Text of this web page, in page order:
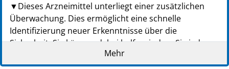
▼Dieses Arzneimittel unterliegt einer zusätzlichen
Überwachung. Dies ermöglicht eine schnelle
Identifizierung neuer Erkenntnisse über die
Sicherheit. Sie können dabei helfen, indem Sie jede
auftretende Nebenwirkung melden. Hinweise zur
Mehr